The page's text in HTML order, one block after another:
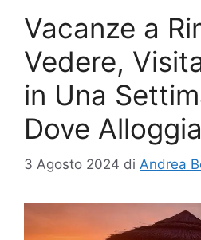
Vacanze a
Vedere,
in Una
Dove
3 Agosto 2024 di Andrea